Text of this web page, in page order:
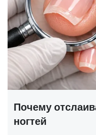
ГОСТ на
В 2025 году был
стандарт ГОСТ Р